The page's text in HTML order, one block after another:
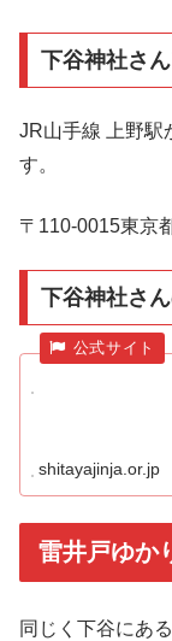
下谷神社さ
JR山手線 上野駅
す。
〒110-0015東京
下谷神社さ
shitayajinja.or.jp
雷井戸ゆか
同じく下谷にあ